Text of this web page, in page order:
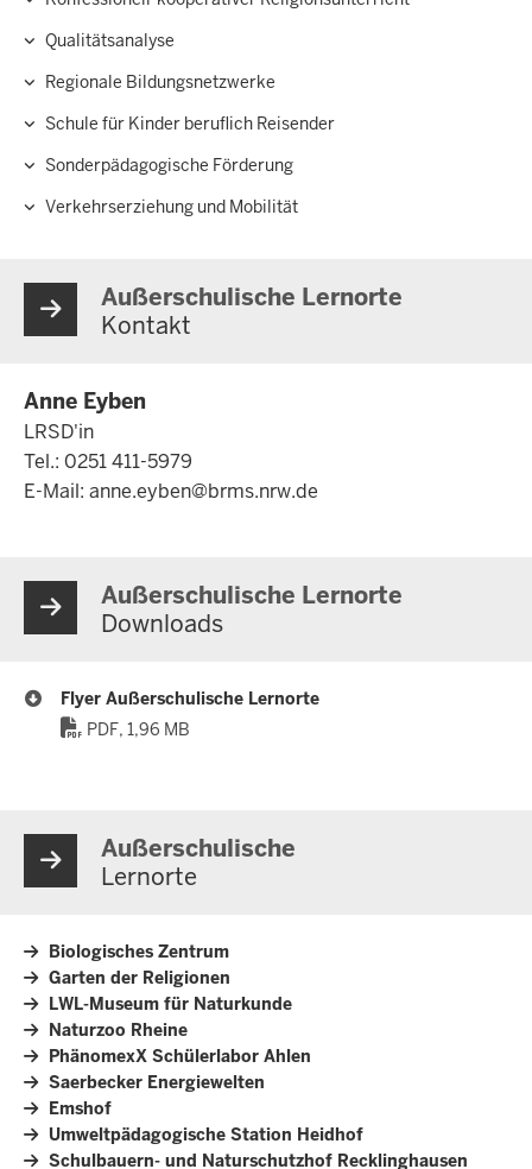
Qualitätsanalyse
Regionale Bildungsnetzwerke
Schule für Kinder beruflich Reisender
Sonderpädagogische Förderung
Verkehrserziehung und Mobilität
Außerschulische Lernorte
Kontakt
Anne Eyben
LRSD'in
Tel.: 0251 411-5979
E-Mail: anne.eyben@brms.nrw.de
Außerschulische Lernorte
Downloads
Flyer Außerschulische Lernorte
PDF, 1,96 MB
Außerschulische
Lernorte
Biologisches Zentrum
Garten der Religionen
LWL-Museum für Naturkunde
Naturzoo Rheine
PhänomexX Schülerlabor Ahlen
Saerbecker Energiewelten
Emshof
Umweltpädagogische Station Heidhof
Schulbauern- und Naturschutzhof Recklinghausen